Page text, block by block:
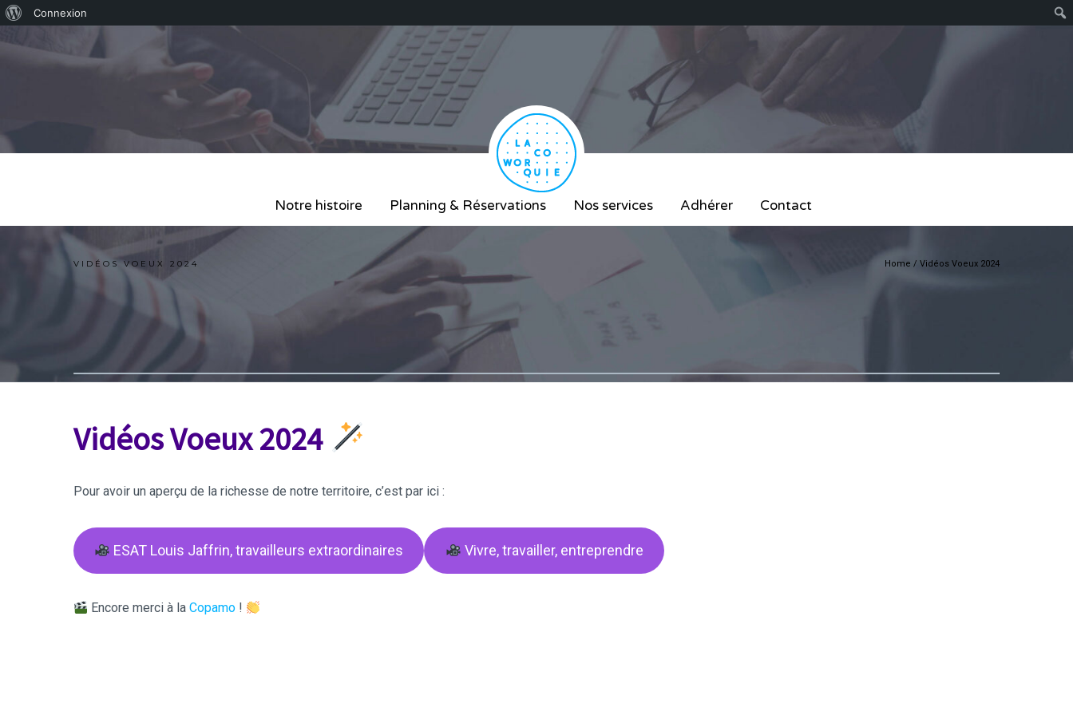
Notre histoire Planning & Réservations Nos services Adhérer Contact
VIDÉOS VOEUX 2024 Home / Vidéos Voeux 2024
Vidéos Voeux 2024
Pour avoir un aperçu de la richesse de notre territoire, c’est par ici :
ESAT Louis Jaffrin, travailleurs extraordinaires Vivre, travailler, entreprendre
Encore merci à laCopamo !
Connexion